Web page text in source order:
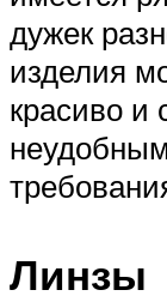
дужек
изделия
красиво и
Линзы